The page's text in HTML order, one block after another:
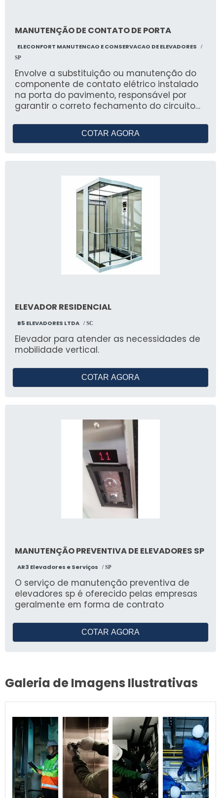
MANUTENÇÃO DE CONTATO DE PORTA
ELECONFORT MANUTENCAO E CONSERVACAO DE ELEVADORES
/
SP
Envolve a substituição ou manutenção do
componente de contato elétrico instalado
na porta do pavimento, responsável por
garantir o correto fechamento do circuito
funcionamento adequado das portas, evita
falhas de operação e contribui para a
COTAR AGORA
ELEVADOR RESIDENCIAL
B5 ELEVADORES LTDA / SC
Elevador para atender as necessidades de
mobilidade vertical.
COTAR AGORA
MANUTENÇÃO PREVENTIVA DE ELEVADORES SP
AR3 Elevadores e Serviços / SP
O serviço de manutenção preventiva de
elevadores sp é oferecido pelas empresas
geralmente em forma de contrato
COTAR AGORA
Galeria de Imagens Ilustrativas